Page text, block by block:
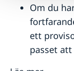
Om du
ett
passet att